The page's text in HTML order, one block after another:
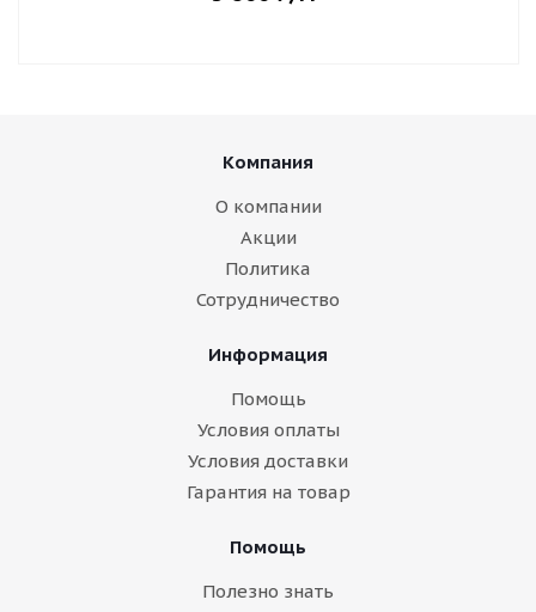
Компания
О компании
Акции
Политика
Сотрудничество
Информация
Помощь
Условия оплаты
Условия доставки
Гарантия на товар
Помощь
Полезно знать